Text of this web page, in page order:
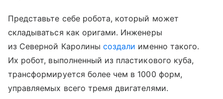
Представьте себе робота, который может
складываться как оригами. Инженеры
из Северной Каролинысоздали именно такого.
Их робот, выполненный из пластикового куба,
трансформируется более чем в 1000 форм,
управляемых всего тремя двигателями.